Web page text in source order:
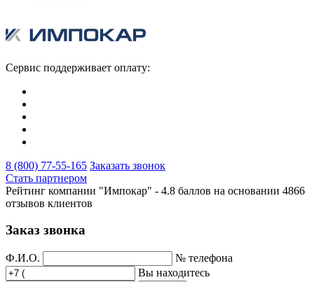
Сервис поддерживает оплату:
8 (800) 77-55-165 Заказать звонок
Стать партнером
Рейтинг компании "Импокар" - 4.8 баллов на основании 4866
отзывов клиентов
Заказ звонка
Ф.И.О.
№ телефона
Вы находитесь